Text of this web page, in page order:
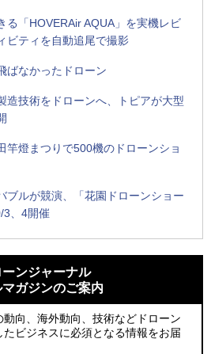
る「HOVERAir AQUA」を実機レビ
ビティを自動追尾で撮影
ばなかったドローン
造技術をドローンへ、トピアが大型
竿燈まつりで500機のドローンショ
ブルが競演、「花園ドローンショー
3、4開催
量産調達を目指す
なかったドローン
が競演、「花園ドローンショーフェ
による新演出を実施
ーン早期取得プログラム」にテラドロ
量産調達を目指す
火大会で「復活の花火」打ち上げ、
ーンジャーナル
マガジンのご案内
向、海外動向、技術などドローン
ビジネスに必須となる情報をお届